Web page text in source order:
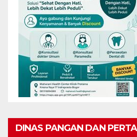
DINAS PANGAN DAN